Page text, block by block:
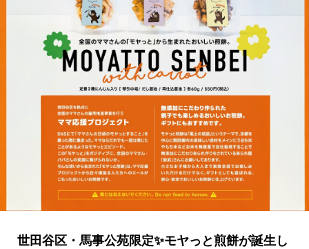
世田谷区・馬事公苑限定✨モヤっと煎餅が誕生し